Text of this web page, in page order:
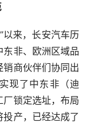
以来，长安汽车历
非、欧洲区域品
商伙伴们协同出
现了中东非（迪
锁定选址，布局
产，已经达成了